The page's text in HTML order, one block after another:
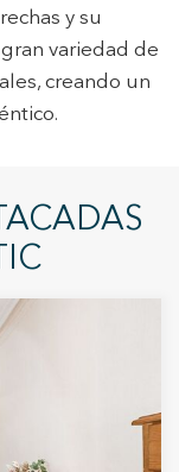
y su
variedad de
creando un
Siempre activas
recopilar
servicios.
de la
la posibilidad
lo desea,
web. La
cookies se
para la
usuarios con
de los
Permiten
para
ofrecer una